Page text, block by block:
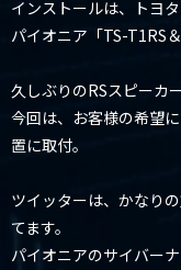
インストールは、トヨ
パイオニア「TS-T1RS
久しぶりのRSスピーカ
今回は、お客様の希望
置に取付。
ツイッターは、かなり
てます。
パイオニアのサイバー